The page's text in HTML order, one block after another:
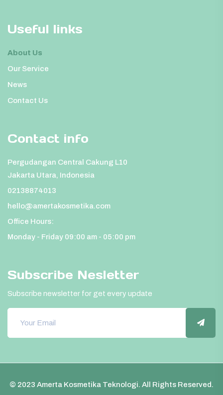
Useful links
About Us
Our Service
News
Contact Us
Contact info
Pergudangan Central Cakung L10
Jakarta Utara, Indonesia
02138874013
hello@amertakosmetika.com
Office Hours:
Monday - Friday 09:00 am - 05:00 pm
Subscribe Nesletter
Subscribe newsletter for get every update
© 2023 Amerta Kosmetika Teknologi. All Rights Reserved.